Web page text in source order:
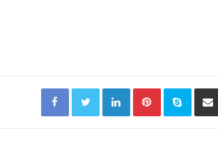
FacebookTwitterLinkedInPinterestSkype